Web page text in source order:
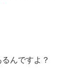
んですよ？